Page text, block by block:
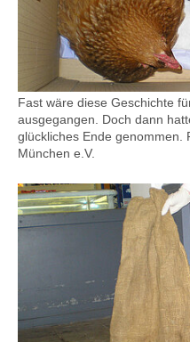
Fast wäre diese Geschichte
ausgegangen. Doch dann
glückliches Ende genommen.
München e.V.